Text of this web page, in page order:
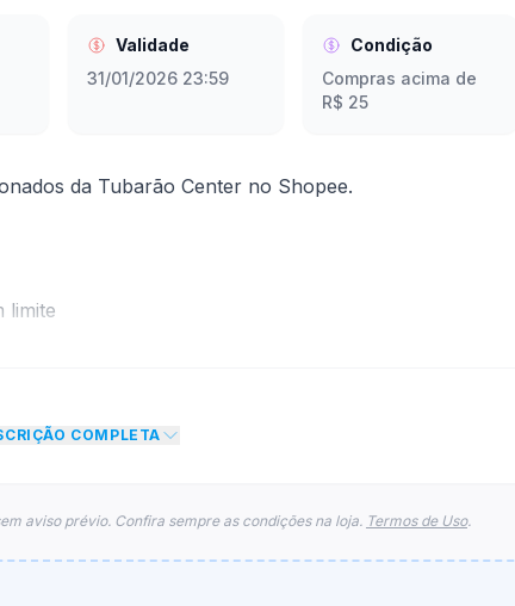
Validade
31/01/2026 23:59
Condição
Compras acima de
R$ 25
da Tubarão Center no Shopee.
limite
esse cupom.
COMPLETA
aviso prévio. Confira sempre as condições na loja. Termos de Uso.